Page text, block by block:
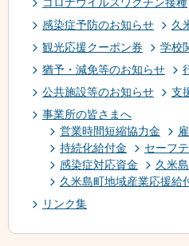
感染症予防のお知らせ
久
観光応援クーポン券
学校
猶予・減免等のお知らせ
公共施設等のお知らせ
支
事業所の皆さまへ
営業時間短縮協力金
持続化給付金
セーフ
感染症対応資金
久米
久米島町地域産業応援給
リンク集